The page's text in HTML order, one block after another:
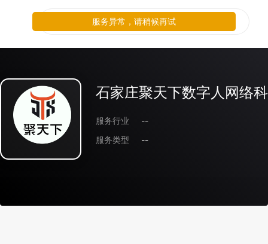
石家庄聚天下数字人网络
服务行业
--
服务类型
--
服务异常，请稍候再试